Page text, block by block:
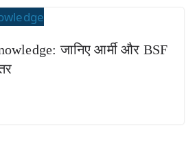
जानिए आर्मी और BSF